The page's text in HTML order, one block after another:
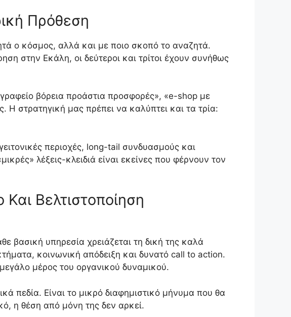
Πρόθεση
ο κόσμος, αλλά και με ποιο σκοπό το αναζητά.
στην Εκάλη, οι δεύτεροι και τρίτοι έχουν συνήθως
βόρεια προάστια προσφορές», «e-shop με
Η στρατηγική μας πρέπει να καλύπτει και τα τρία:
περιοχές, long-tail συνδυασμούς και
λέξεις-κλειδιά είναι εκείνες που φέρνουν τον
Βελτιστοποίηση
βασική υπηρεσία χρειάζεται τη δική της καλά
κοινωνική απόδειξη και δυνατό call to action.
μέρος του οργανικού δυναμικού.
πεδία. Είναι το μικρό διαφημιστικό μήνυμα που θα
η θέση από μόνη της δεν αρκεί.